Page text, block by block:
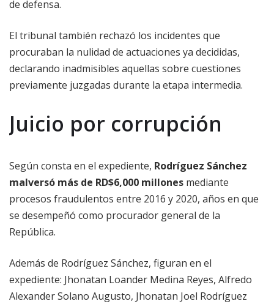
de defensa.
El tribunal también rechazó los incidentes que
procuraban la nulidad de actuaciones ya decididas,
declarando inadmisibles aquellas sobre cuestiones
previamente juzgadas durante la etapa intermedia.
Juicio por corrupción
Según consta en el expediente, Rodríguez Sánchez
malversó más de RD$6,000 millones mediante
procesos fraudulentos entre 2016 y 2020, años en que
se desempeñó como procurador general de la
República.
Además de Rodríguez Sánchez, figuran en el
expediente: Jhonatan Loander Medina Reyes, Alfredo
Alexander Solano Augusto, Jhonatan Joel Rodríguez